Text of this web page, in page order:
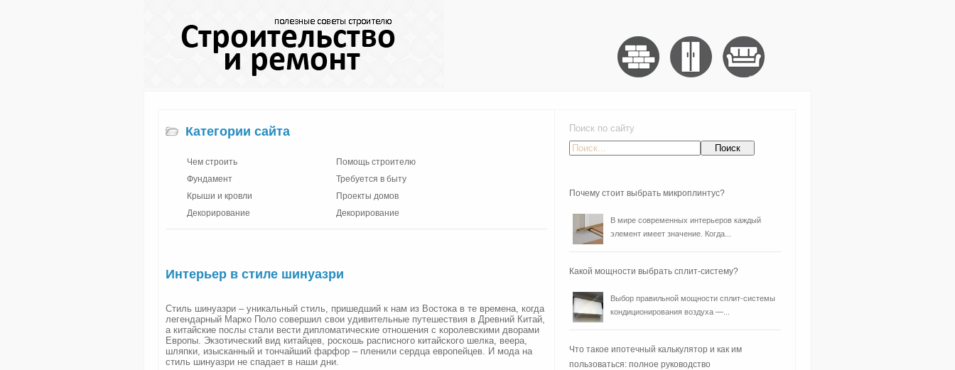
Категории сайта
Чем строить
Фундамент
Крыши и кровли
Декорирование
Помощь строителю
Требуется в быту
Проекты домов
Декорирование
Интерьер в стиле шинуазри
Стиль шинуазри – уникальный стиль, пришедший к нам из Востока в те времена, когда
легендарный Марко Поло совершил свои удивительные путешествия в Древний Китай,
а китайские послы стали вести дипломатические отношения с королевскими дворами
Европы. Экзотический вид китайцев, роскошь расписного китайского шелка, веера,
шляпки, изысканный и тончайший фарфор – пленили сердца европейцев. И мода на
стиль шинуазри не спадает в наши дни.
Поиск по сайту
Почему стоит выбрать микроплинтус?
В мире современных интерьеров каждый
элемент имеет значение. Когда...
Какой мощности выбрать сплит-систему?
Выбор правильной мощности сплит-системы
кондиционирования воздуха —...
Что такое ипотечный калькулятор и как им
пользоваться: полное руководство